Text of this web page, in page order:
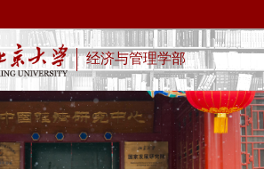
经济与管理学部